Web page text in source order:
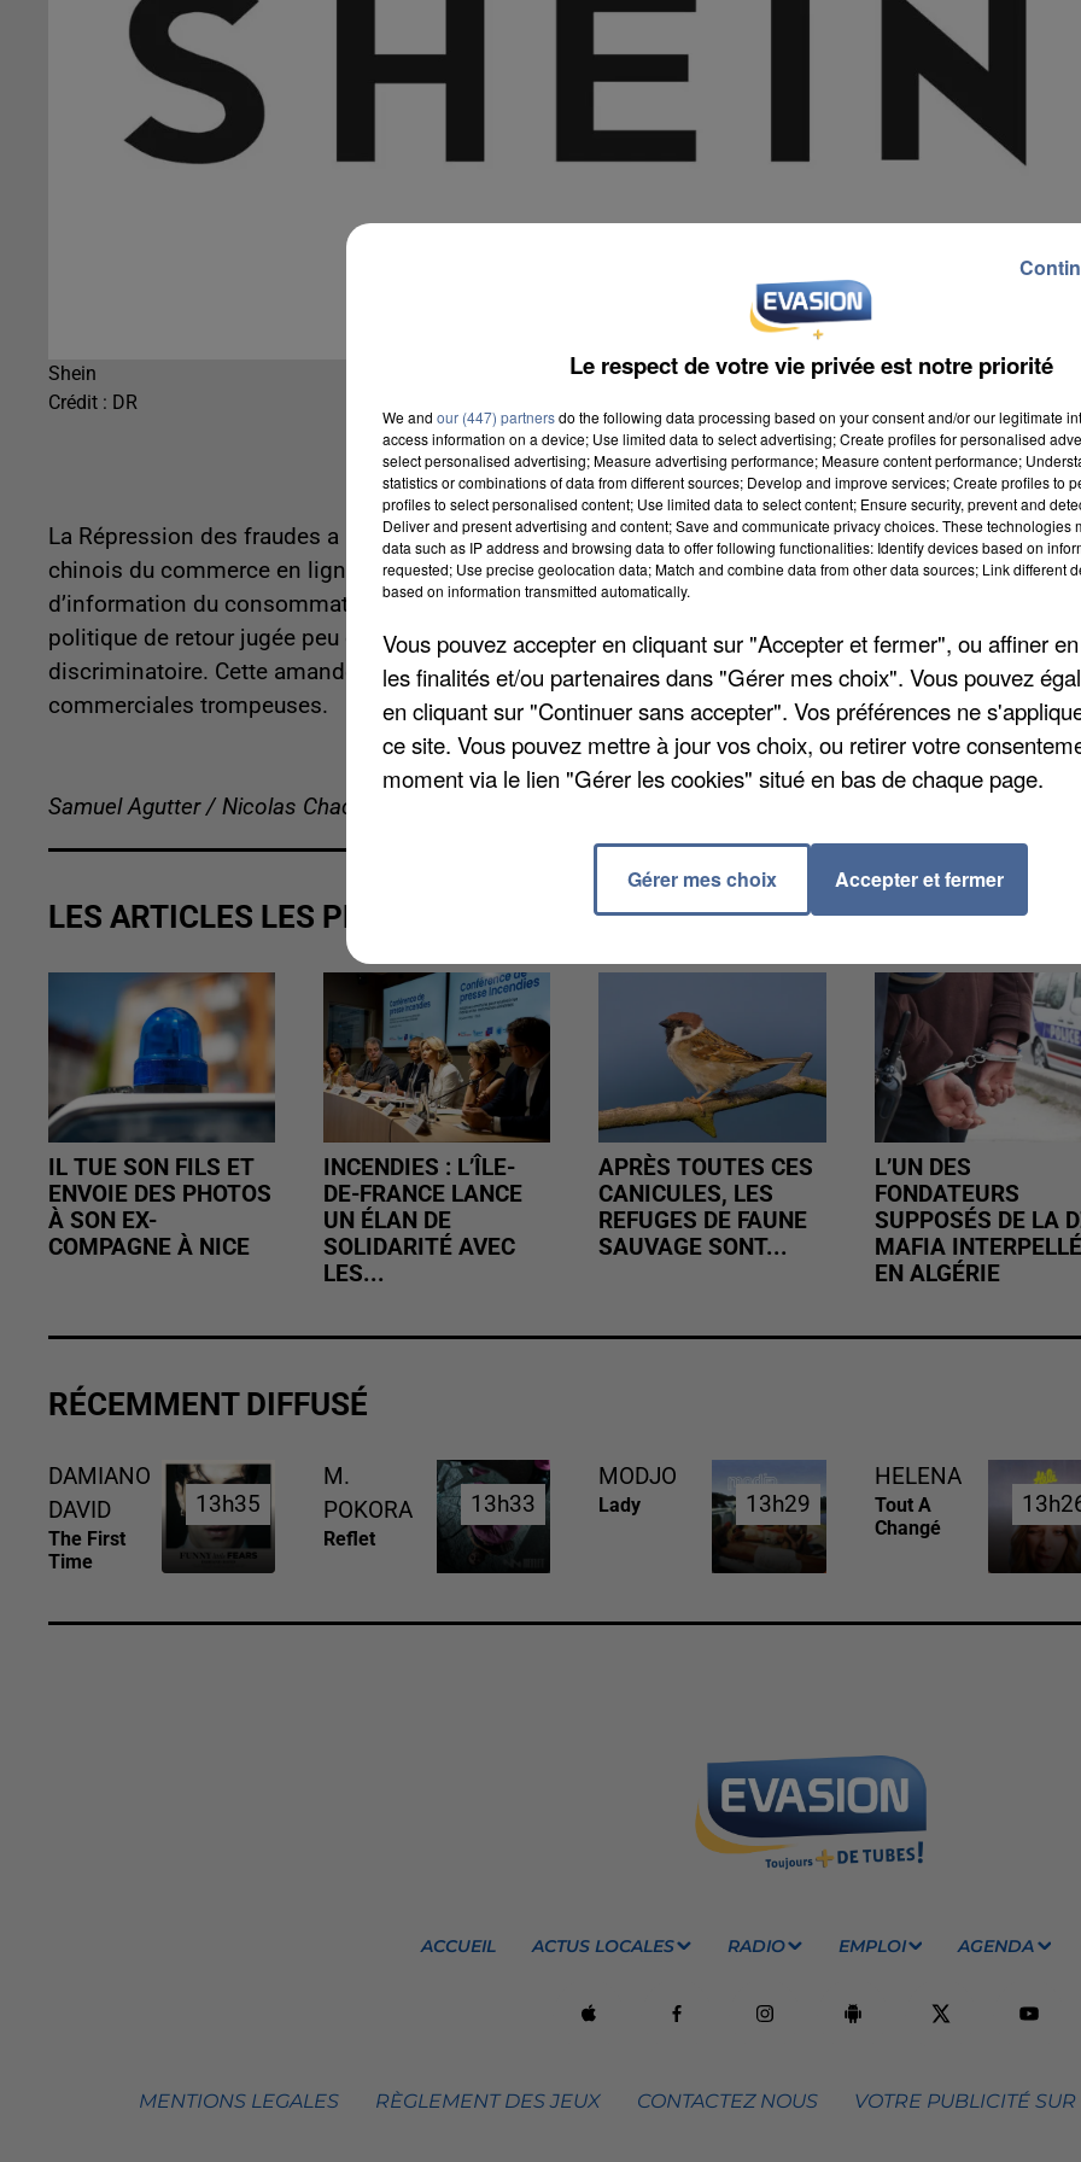
Shein
Crédit : DR
La Répression des fraudes a infligé ce matin une amende record de 22,4 millions d'euros au géant
chinois du commerce en ligne, Shein. L’entreprise est sanctionnée pour non-respect des règles
d’information du consommateur. Sont notamment visés : des mails de confirmation incomplets et
politique de retour jugée peu claire. Shein conteste la sanction, jugée disproportionnée et
discriminatoire. Cette amande s'ajoute aux 40 millions d'euros déjà réglés l'an dernier pour pratiques
commerciales trompeuses.
Samuel Agutter / Nicolas Chacun
LES ARTICLES LES PLUS VUS
IL TUE SON FILS ET
ENVOIE DES PHOTOS
À SON EX-
COMPAGNE À NICE
INCENDIES : L’ÎLE-
DE-FRANCE LANCE
UN ÉLAN DE
SOLIDARITÉ AVEC
LES...
APRÈS TOUTES CES
CANICULES, LES
REFUGES DE FAUNE
SAUVAGE SONT...
L’UN DES
FONDATEURS
SUPPOSÉS DE LA
MAFIA INTERPELLÉ
EN ALGÉRIE
RÉCEMMENT DIFFUSÉ
DAMIANO
DAVID
The First
Time
13h35
13h35
M.
POKORA
Reflet
13h33
13h33
MODJO
Lady 13h29
13h29
HELENA
Tout A
Changé
ACCUEIL ACTUS LOCALES RADIO EMPLOI AGENDA
MENTIONS LEGALES RÈGLEMENT DES JEUX CONTACTEZ NOUS VOTRE PUBLICITÉ
Le respect de votre vie privée est notre priorité
We and our (447) partnersdo the following data processing based on your consent and/or our legitimate
access information on a device; Use limited data to select advertising; Create profiles for personalised
select personalised advertising; Measure advertising performance; Measure content performance;
statistics or combinations of data from different sources; Develop and improve services; Create profiles to
profiles to select personalised content; Use limited data to select content; Ensure security, prevent and
Deliver and present advertising and content; Save and communicate privacy choices. These technologies
data such as IP address and browsing data to offer following functionalities: Identify devices based on
requested; Use precise geolocation data; Match and combine data from other data sources; Link different
based on information transmitted automatically.
Vous pouvez accepter en cliquant sur "Accepter et fermer", ou affiner
les finalités et/ou partenaires dans "Gérer mes choix". Vous pouvez
en cliquant sur "Continuer sans accepter". Vos préférences ne
ce site. Vous pouvez mettre à jour vos choix, ou retirer votre
moment via le lien "Gérer les cookies" situé en bas de chaque page.
Gérer mes choix Accepter et fermer